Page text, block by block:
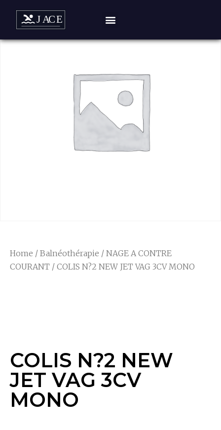
Home / Balnéothérapie / NAGE A CONTRE
COURANT / COLIS N?2 NEW JET VAG 3CV MONO
COLIS N?2 NEW
JET VAG 3CV
MONO